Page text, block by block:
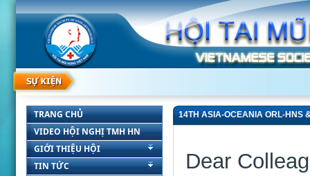
TRANG CHỦ
VIDEO HỘI NGHỊ TMH HN
GIỚI THIỆU HỘI
TIN TỨC
14TH ASIA-OCEANIA ORL-HNS
Dear